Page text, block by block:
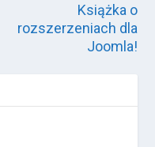
Książka o
rozszerzeniach dla
Joomla!